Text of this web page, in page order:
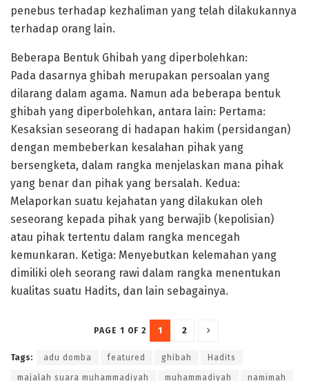
penebus terhadap kezhaliman yang telah dilakukannya
terhadap orang lain.
Beberapa Bentuk Ghibah yang diperbolehkan:
Pada dasarnya ghibah merupakan persoalan yang
dilarang dalam agama. Namun ada beberapa bentuk
ghibah yang diperbolehkan, antara lain: Pertama:
Kesaksian seseorang di hadapan hakim (persidangan)
dengan membeberkan kesalahan pihak yang
bersengketa, dalam rangka menjelaskan mana pihak
yang benar dan pihak yang bersalah. Kedua:
Melaporkan suatu kejahatan yang dilakukan oleh
seseorang kepada pihak yang berwajib (kepolisian)
atau pihak tertentu dalam rangka mencegah
kemunkaran. Ketiga: Menyebutkan kelemahan yang
dimiliki oleh seorang rawi dalam rangka menentukan
kualitas suatu Hadits, dan lain sebagainya.
PAGE 1 OF 2 1 2
Tags: adu domba featured ghibah Hadits
majalah suara muhammadiyah muhammadiyah namimah